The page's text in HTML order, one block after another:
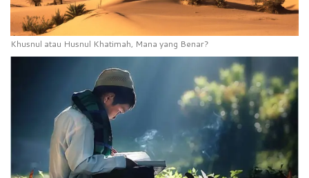
Khusnul atau Husnul Khatimah, Mana yang Benar?